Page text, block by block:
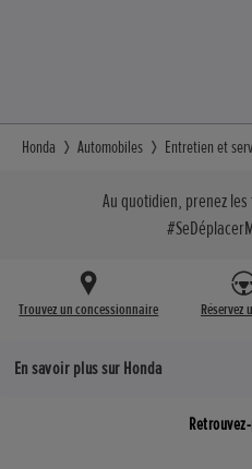
Honda Automobiles Entretien et
Au quotidien, prenez
Trouvez un concessionnaire Réservez
En savoir plus sur Honda